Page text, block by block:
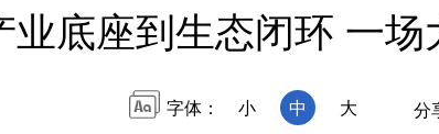
业底座到生态闭环 一
字体： 小 中 大 分